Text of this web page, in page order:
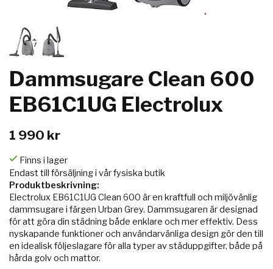
Dammsugare Clean 600
EB61C1UG Electrolux
1 990 kr
Finns i lager
Endast till försäljning i vår fysiska butik
Produktbeskrivning:
Electrolux EB61C1UG Clean 600 är en kraftfull och miljövänlig
dammsugare i färgen Urban Grey. Dammsugaren är designad
för att göra din städning både enklare och mer effektiv. Dess
nyskapande funktioner och användarvänliga design gör den till
en idealisk följeslagare för alla typer av städuppgifter, både på
hårda golv och mattor.